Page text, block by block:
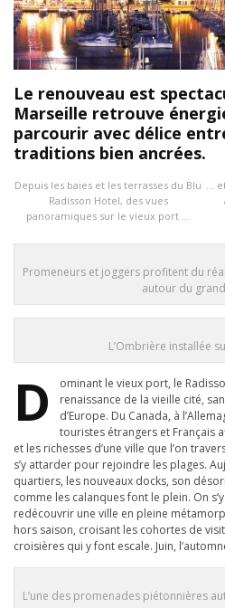
Le renouveau est
Marseille retrouve
parcourir avec délice
traditions bien ancrées.
Depuis les baies et les terrasses du Blu
Radisson Hotel, des vues
panoramiques sur le vieux port …
…
Promeneurs et joggers profitent du
autour du
L’Ombrière installée
D
ominant le vieux port, le
renaissance de la vieille cité,
d’Europe. Du Canada, à
touristes étrangers et Français
et les richesses d’une ville que l’on
s’y attarder pour rejoindre les plages.
quartiers, les nouveaux docks, son
comme les calanques font le plein. On
redécouvrir une ville en pleine
hors saison, croisant les cohortes de
croisières qui y font escale. Juin,
L’une des promenades piétonnières